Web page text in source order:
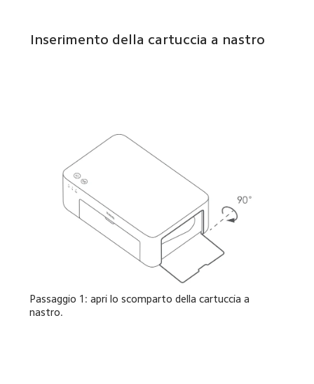
Inserimento della cartuccia a nastro
Passaggio 1: apri lo scomparto della cartuccia a
nastro.